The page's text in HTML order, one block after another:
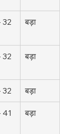
32 बड़ा
32 बड़ा
32 बड़ा
41 बड़ा